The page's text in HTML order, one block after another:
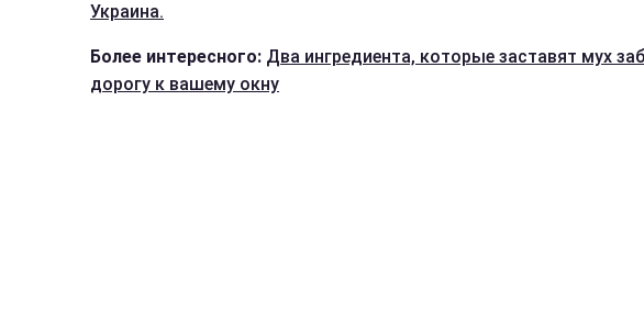
Украина.
Более интересного: Два ингредиента, которые заставят мух
дорогу к вашему окну